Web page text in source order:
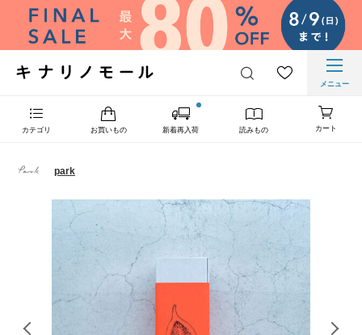
メニュー
カテゴリ お買いもの 新着再入荷 読みもの カート
park